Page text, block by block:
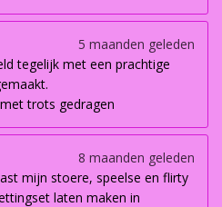
5 maanden geleden
tegelijk met een prachtige
trots gedragen
8 maanden geleden
mijn stoere, speelse en flirty
laten maken in